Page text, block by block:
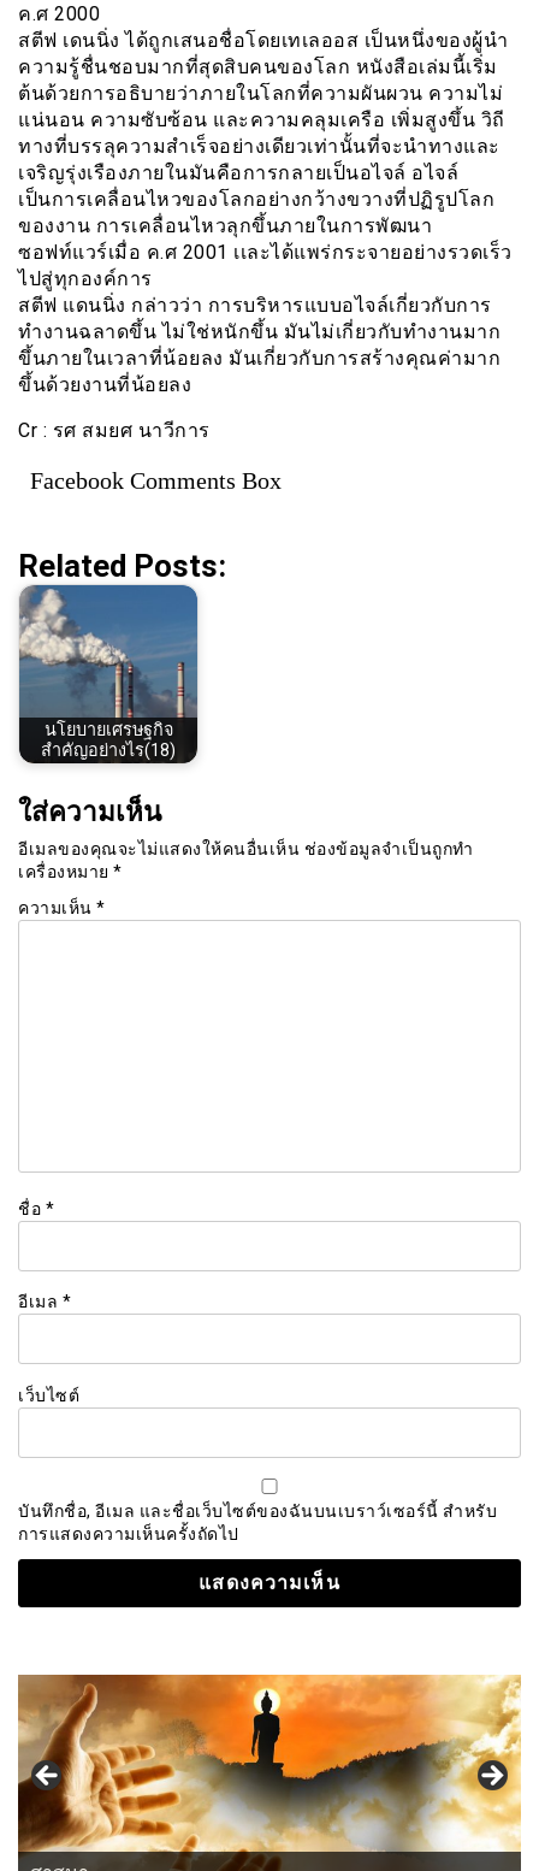
ค.ศ 2000
สตีฟ เดนนิ่ง ได้ถูกเสนอชื่อโดยเทเลออส เป็นหนึ่งของผู้นำ
ความรู้ชื่นชอบมากที่สุดสิบคนของโลก หนังสือเล่มนี้เริ่ม
ต้นด้วยการอธิบายว่าภายในโลกที่ความผันผวน ความไม่
แน่นอน ความซับซ้อน และความคลุมเครือ เพิ่มสูงขึ้น วิถี
ทางที่บรรลุความสำเร็จอย่างเดียวเท่านั้นที่จะนำทางและ
เจริญรุ่งเรืองภายในมันคือการกลายเป็นอไจล์ อไจล์
เป็นการเคลื่อนไหวของโลกอย่างกว้างขวางที่ปฏิรูปโลก
ของงาน การเคลื่อนไหวลุกขึ้นภายในการพัฒนา
ซอฟท์แวร์เมื่อ ค.ศ 2001 เเละได้แพร่กระจายอย่างรวดเร็ว
ไปสู่ทุกองค์การ
สตีฟ แดนนิ่ง กล่าวว่า การบริหารแบบอไจล์เกี่ยวกับการ
ทำงานฉลาดขึ้น ไม่ใช่หนักขึ้น มันไม่เกี่ยวกับทำงานมาก
ขึ้นภายในเวลาที่น้อยลง มันเกี่ยวกับการสร้างคุณค่ามาก
ขึ้นด้วยงานที่น้อยลง
Cr : รศ สมยศ นาวีการ
Facebook Comments Box
Related Posts:
นโยบายเศรษฐกิจ
สำคัญอย่างไร(18)
ใส่ความเห็น
อีเมลของคุณจะไม่แสดงให้คนอื่นเห็น ช่องข้อมูลจำเป็นถูกทำ
เครื่องหมาย *
ความเห็น *
ชื่อ *
อีเมล *
เว็บไซต์
บันทึกชื่อ, อีเมล และชื่อเว็บไซต์ของฉันบนเบราว์เซอร์นี้ สำหรับ
การแสดงความเห็นครั้งถัดไป